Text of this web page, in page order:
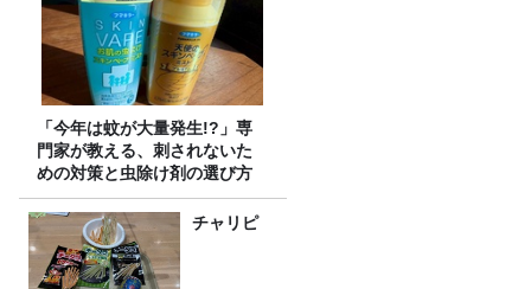
「今年は蚊が大量発生!?」専
門家が教える、刺されないた
めの対策と虫除け剤の選び方
チャリピ